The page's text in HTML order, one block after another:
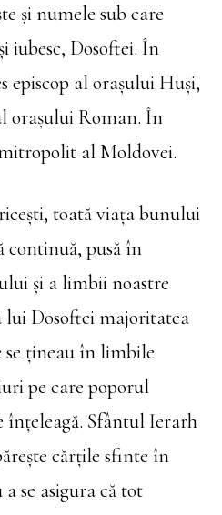
şi numele sub care
iubesc, Dosoftei. În
episcop al oraşului Huşi,
oraşului Roman. În
al Moldovei.
toată viaţa bunului
continuă, pusă în
şi a limbii noastre
lui Dosoftei majoritatea
se ţineau în limbile
pe care poporul
înţeleagă. Sfântul Ierarh
cărțile sfinte în
se asigura că tot